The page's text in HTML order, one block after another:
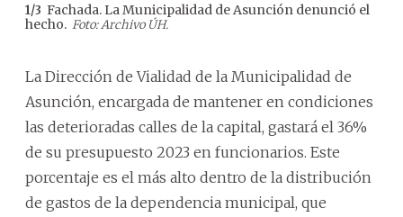
1/3 Fachada. La Municipalidad de Asunción denunció el
hecho. Foto: Archivo ÚH.
La Dirección de Vialidad de la Municipalidad de
Asunción, encargada de mantener en condiciones
las deterioradas calles de la capital, gastará el 36%
de su presupuesto 2023 en funcionarios. Este
porcentaje es el más alto dentro de la distribución
de gastos de la dependencia municipal, que